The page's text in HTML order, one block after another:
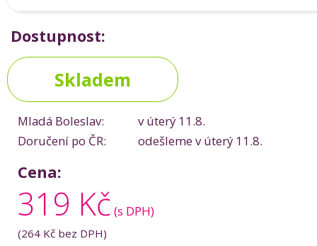
Dostupnost:
Skladem
Mladá Boleslav:
v úterý 11.8.
Doručení po ČR:
odešleme v úterý 11.8.
Cena:
319 Kč (s DPH)
(264 Kč bez DPH)